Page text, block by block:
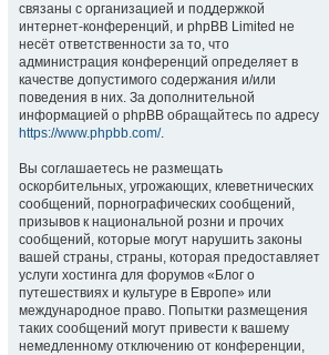
связаны с организацией и поддержкой
интернет-конференций, и phpBB Limited не
несёт ответственности за то, что
администрация конференций определяет в
качестве допустимого содержания и/или
поведения в них. За дополнительной
информацией о phpBB обращайтесь по адресу
https://www.phpbb.com/.
Вы соглашаетесь не размещать
оскорбительных, угрожающих, клеветнических
сообщений, порнографических сообщений,
призывов к национальной розни и прочих
сообщений, которые могут нарушить законы
вашей страны, страны, которая предоставляет
услуги хостинга для форумов «Блог о
путешествиях и культуре в Европе» или
международное право. Попытки размещения
таких сообщений могут привести к вашему
немедленному отключению от конференции,